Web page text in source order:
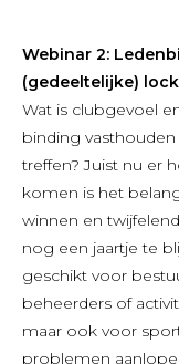
Webinar 2:
(gedeeltelijke)
Wat is clubgevoel
binding vasthouden
treffen? Juist nu er
komen is het
winnen en
nog een jaartje te
geschikt voor
beheerders of
maar ook voor
problemen